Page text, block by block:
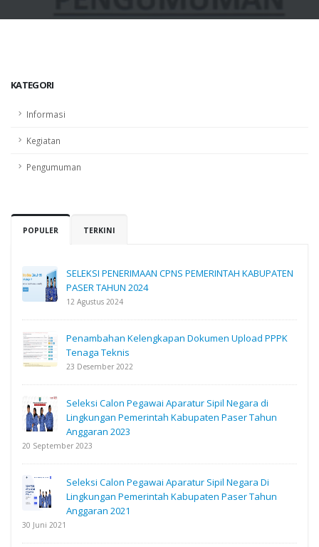
KATEGORI
Informasi
Kegiatan
Pengumuman
POPULER TERKINI
SELEKSI PENERIMAAN CPNS PEMERINTAH KABUPATEN
PASER TAHUN 2024
12 Agustus 2024
Penambahan Kelengkapan Dokumen Upload PPPK
Tenaga Teknis
23 Desember 2022
Seleksi Calon Pegawai Aparatur Sipil Negara di
Lingkungan Pemerintah Kabupaten Paser Tahun
Anggaran 2023
20 September 2023
Seleksi Calon Pegawai Aparatur Sipil Negara Di
Lingkungan Pemerintah Kabupaten Paser Tahun
Anggaran 2021
30 Juni 2021